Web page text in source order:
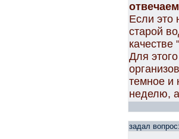
Если это
старой
качестве
Для
темное и
неделю,
задал вопрос: